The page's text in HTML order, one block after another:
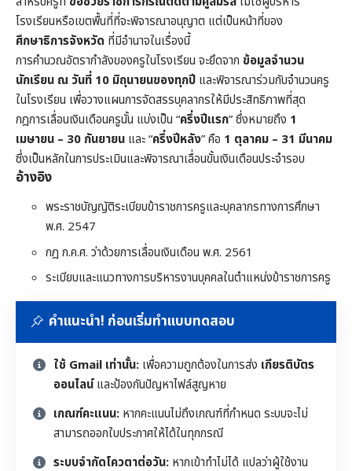
โรงเรียนหรือเขตพื้นที่ที่จะพิจารณาอนุญาต แต่เป็นหน้าที่ของ
ศึกษาธิการจังหวัด ที่มีอำนาจในเรื่องนี้
การคำนวณอัตรากำลังของครูในโรงเรียน จะยึดจาก ข้อมูลจำนวน
นักเรียน ณ วันที่ 10 มิถุนายนของทุกปี และพิจารณาร่วมกับจำนวนครู
ในโรงเรียน เพื่อวางแผนการจัดสรรบุคลากรให้มีประสิทธิภาพที่สุด
กฎการเลื่อนเงินเดือนครูนั้น แบ่งเป็น “ครึ่งปีแรก” ซึ่งหมายถึง 1
เมษายน – 30 กันยายน และ “ครึ่งปีหลัง” คือ 1 ตุลาคม – 31 มีนาคม
ซึ่งเป็นหลักในการประเมินและพิจารณาเลื่อนขั้นเงินเดือนประจำรอบ
อ้างอิง
พระราชบัญญัติระเบียบข้าราชการครูและบุคลากรทางการศึกษา
พ.ศ. 2547
กฎ ก.ค.ศ. ว่าด้วยการเลื่อนเงินเดือน พ.ศ. 2561
ระเบียบและแนวทางการบริหารงานบุคคลในตำแหน่งข้าราชการครู
คำแนะนำ! ก่อนเริ่มทำแบบทดสอบ
ใช้ Gmail เท่านั้น: เพื่อความถูกต้องในการส่ง เกียรติบัตร
ออนไลน์และป้องกันปัญหาไฟล์สูญหาย
เกณฑ์คะแนน: หากคะแนนไม่ถึงเกณฑ์ที่กำหนด ระบบจะไม่
สามารถออกใบประกาศให้ได้ในทุกกรณี
ระบบจำกัดโควตาต่อวัน: หากเข้าทำไม่ได้ แปลว่าผู้ใช้งาน